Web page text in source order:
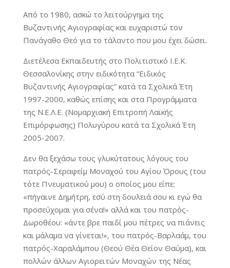
Από το 1980, ασκώ το λειτούργημα της
Βυζαντινής Αγιογραφίας και ευχαριστώ τον
Πανάγαθο Θεό για το τάλαντο που μου έχει δώσει.
Διετέλεσα Εκπαιδευτής στο Πολιτιστικό Ι.Ε.Κ.
Θεσσαλονίκης στην ειδικότητα “Ειδικός
Βυζαντινής Αγιογραφίας” κατά τα Σχολικά Έτη
1997-2000, καθώς επίσης και στα Προγράμματα
της Ν.Ε.Λ.Ε. (Νομαρχιακή Επιτροπή Λαϊκής
Επιμόρφωσης) Πολυγύρου κατά τα Σχολικά Έτη
2005-2007.
Δεν θα ξεχάσω τους γλυκύτατους λόγους του
πατρός-Σεραφείμ Μοναχού του Αγίου Όρους (του
τότε Πνευματικού μου) ο οποίος μου είπε:
«πήγαινε Δημήτρη, εσύ στη δουλειά σου κι εγώ θα
προσεύχομαι για σένα!» αλλά και του πατρός-
Δωροθέου: «άντε βρε παιδί μου πέτρες να πιάνεις
και μάλαμα να γίνεται!», του πατρός-Βαρλαάμ, του
πατρός-Χαραλάμπου (Θεού Θέα Θείον Θαύμα), και
πολλών άλλων Αγιορειτών Μοναχών της Νέας